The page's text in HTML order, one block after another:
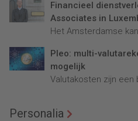
Financieel
Associates in
Het Amsterdamse
Pleo: multi-
mogelijk
Valutakosten zijn een
Personalia